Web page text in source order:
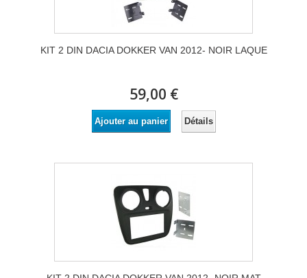
KIT 2 DIN DACIA DOKKER VAN 2012- NOIR LAQUE
59,00 €
Ajouter au panier Détails